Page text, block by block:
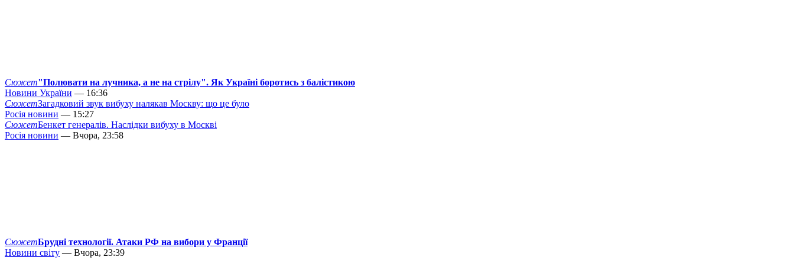
Сюжет"Полювати на лучника, а не на стрілу". Як Україні боротись з балістикою
Новини України — 16:36
СюжетЗагадковий звук вибуху налякав Москву: що це було
Росія новини — 15:27
СюжетБенкет генералів. Наслідки вибуху в Москві
Росія новини — Вчора, 23:58
СюжетБрудні технології. Атаки РФ на вибори у Франції
Новини світу — Вчора, 23:39